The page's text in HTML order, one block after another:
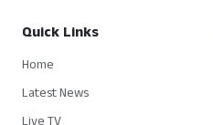
Quick Links
Home
Latest News
Live TV